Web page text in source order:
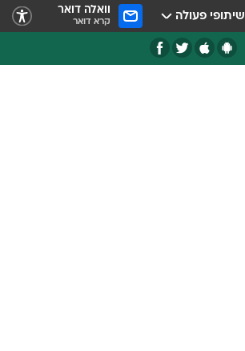
שיתופי פעולה וואלה דואר
קרא דואר